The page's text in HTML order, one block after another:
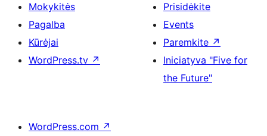
Mokykitės
Pagalba
Kūrėjai
WordPress.tv ↗
Prisidėkite
Events
Paremkite ↗
Iniciatyva "Five for
the Future"
WordPress.com ↗